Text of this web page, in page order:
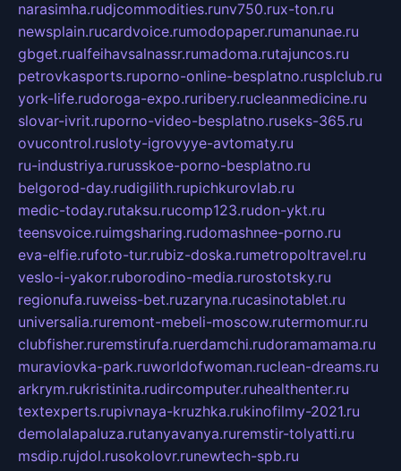
narasimha.rudjcommodities.runv750.rux-ton.ru
newsplain.rucardvoice.rumodopaper.rumanunae.ru
gbget.rualfeihavsalnassr.rumadoma.rutajuncos.ru
petrovkasports.ruporno-online-besplatno.rusplclub.ru
york-life.rudoroga-expo.ruribery.rucleanmedicine.ru
slovar-ivrit.ruporno-video-besplatno.ruseks-365.ru
ovucontrol.rusloty-igrovyye-avtomaty.ru
ru-industriya.rurusskoe-porno-besplatno.ru
belgorod-day.rudigilith.rupichkurovlab.ru
medic-today.rutaksu.rucomp123.rudon-ykt.ru
teensvoice.ruimgsharing.rudomashnee-porno.ru
eva-elfie.rufoto-tur.rubiz-doska.rumetropoltravel.ru
veslo-i-yakor.ruborodino-media.rurostotsky.ru
regionufa.ruweiss-bet.ruzaryna.rucasinotablet.ru
universalia.ruremont-mebeli-moscow.rutermomur.ru
clubfisher.ruremstirufa.ruerdamchi.rudoramamama.ru
muraviovka-park.ruworldofwoman.ruclean-dreams.ru
arkrym.rukristinita.rudircomputer.ruhealthenter.ru
textexperts.rupivnaya-kruzhka.rukinofilmy-2021.ru
demolalapaluza.rutanyavanya.ruremstir-tolyatti.ru
msdip.rujdol.rusokolovr.runewtech-spb.ru